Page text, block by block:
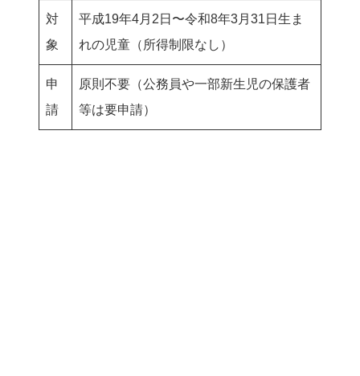
対
象
平成19年4月2日〜令和8年3月31日生ま
れの児童（所得制限なし）
申
請
原則不要（公務員や一部新生児の保護者
等は要申請）